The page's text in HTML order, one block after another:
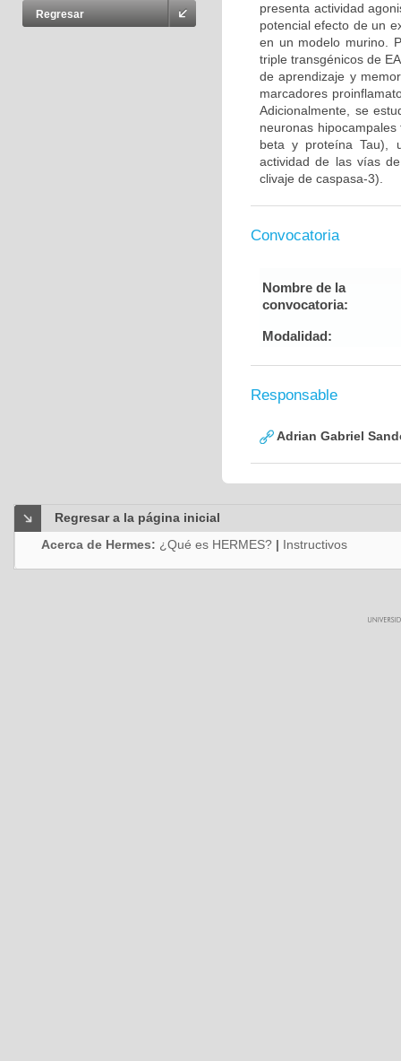
Regresar
presenta actividad
potencial efecto de un
en un modelo murino.
triple transgénicos de
de aprendizaje y
marcadores
Adicionalmente, se
neuronas
beta y proteína Tau),
actividad de las vías
clivaje de caspasa-3).
Convocatoria
Nombre de la
convocatoria:
Modalidad:
Responsable
Adrian Gabriel
Regresar a la página inicial
Acerca de Hermes: ¿Qué es HERMES? | Instructivos